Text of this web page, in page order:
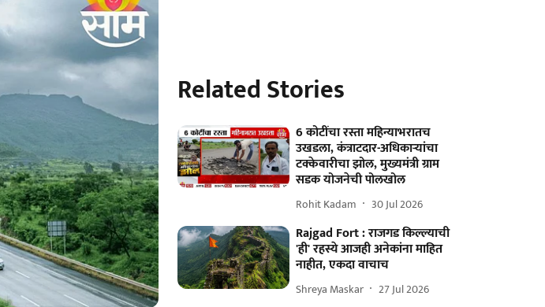
Related Stories
6 कोटींचा रस्ता महिन्याभरातच
उखडला, कंत्राटदार-अधिकाऱ्यांचा
टक्केवारीचा झोल, मुख्यमंत्री ग्राम
सडक योजनेची पोलखोल
Rohit Kadam 30 Jul 2026
Rajgad Fort : राजगड किल्ल्याची
'ही' रहस्ये आजही अनेकांना माहित
नाहीत, एकदा वाचाच
Shreya Maskar 27 Jul 2026